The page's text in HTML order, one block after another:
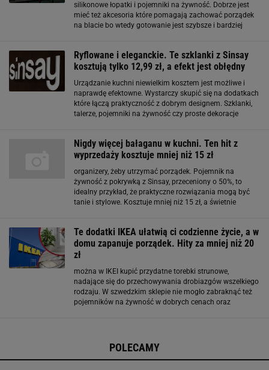
silikonowe łopatki i pojemniki na żywność. Dobrze jest
mieć też akcesoria które pomagają zachować porządek
na blacie bo wtedy gotowanie jest szybsze i bardziej
Ryflowane i eleganckie. Te szklanki z Sinsay
kosztują tylko 12,99 zł, a efekt jest obłędny
Urządzanie kuchni niewielkim kosztem jest możliwe i
naprawdę efektowne. Wystarczy skupić się na dodatkach
które łączą praktyczność z dobrym designem. Szklanki,
talerze, pojemniki na żywność czy proste dekoracje
Nigdy więcej bałaganu w kuchni. Ten hit z
wyprzedaży kosztuje mniej niż 15 zł
organizery, żeby utrzymać porządek. Pojemnik na
żywność z pokrywką z Sinsay, przeceniony o 50%, to
idealny przykład, że praktyczne rozwiązania mogą być
tanie i stylowe. Kosztuje mniej niż 15 zł, a świetnie
Te dodatki IKEA ułatwią ci codzienne życie, a w
domu zapanuje porządek. Hity za mniej niż 20
zł
można w IKEI kupić przydatne torebki strunowe,
nadające się do przechowywania drobiazgów wszelkiego
rodzaju. W szwedzkim sklepie nie mogło zabraknąć też
pojemników na żywność w dobrych cenach oraz
POLECAMY